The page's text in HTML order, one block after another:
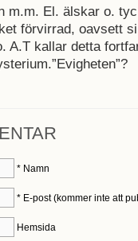
m.m. El. älskar o.
förvirrad, oavsett
A.T kallar detta
*Namn
*E-post (kommer inte att
Hemsida